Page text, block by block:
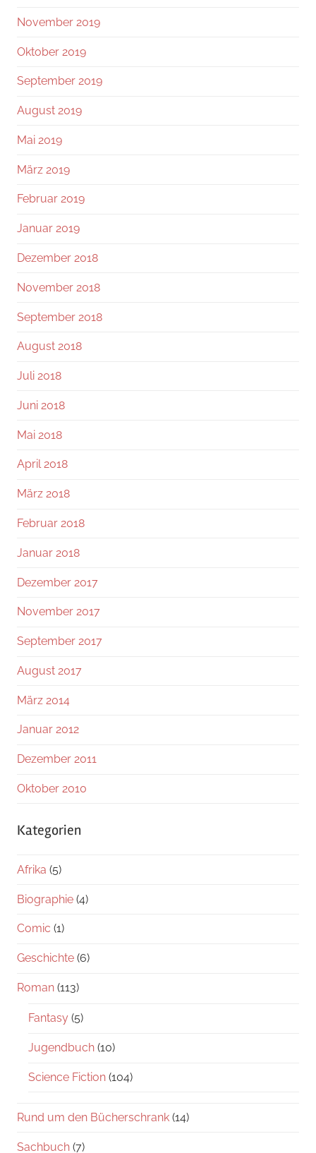
November 2019
Oktober 2019
September 2019
August 2019
Mai 2019
März 2019
Februar 2019
Januar 2019
Dezember 2018
November 2018
September 2018
August 2018
Juli 2018
Juni 2018
Mai 2018
April 2018
März 2018
Februar 2018
Januar 2018
Dezember 2017
November 2017
September 2017
August 2017
März 2014
Januar 2012
Dezember 2011
Oktober 2010
Kategorien
Afrika (5)
Biographie (4)
Comic (1)
Geschichte (6)
Roman (113)
Fantasy (5)
Jugendbuch (10)
Science Fiction (104)
Rund um den Bücherschrank (14)
Sachbuch (7)